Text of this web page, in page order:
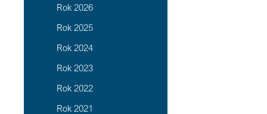
Rok 2026
Rok 2025
Rok 2024
Rok 2023
Rok 2022
Rok 2021